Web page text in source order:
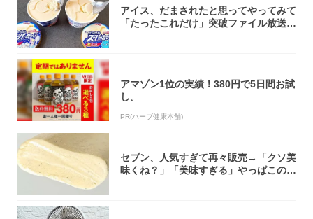
アイス、だまされたと思ってやってみて
「たったこれだけ」突破ファイル放送で
アマゾン1位の実績！380円で5日間お試
し。
PR(ハーブ健康本舗)
セブン、人気すぎて再々販売→「クソ美
味くね？」「美味すぎる」やっぱこのク